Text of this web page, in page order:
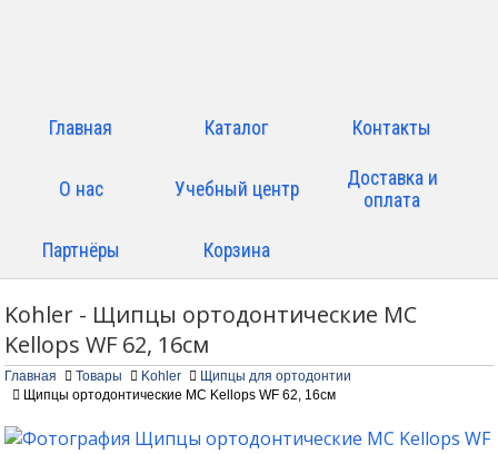
Главная Каталог Контакты
О нас Учебный центр
Доставка и
оплата
Партнёры Корзина
Kohler - Щипцы ортодонтические MC
Kellops WF 62, 16см
Главная Товары Kohler
Щипцы для ортодонтии
Щипцы ортодонтические MC Kellops WF 62, 16см